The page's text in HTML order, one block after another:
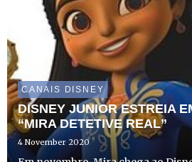
CANAIS DISNEY
DISNEY JUNIOR ESTREIA
“MIRA DETETIVE REAL”
4 November 2020